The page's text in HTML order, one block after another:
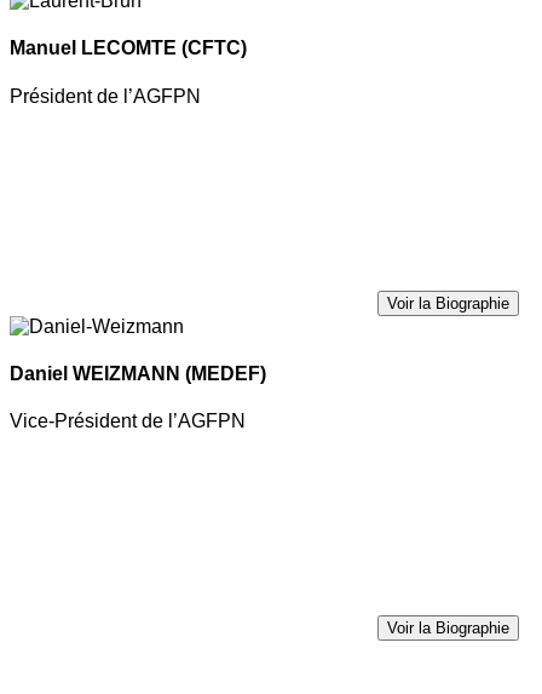
Manuel LECOMTE (CFTC)
Président de l’AGFPN
Voir la Biographie
Daniel WEIZMANN (MEDEF)
Vice-Président de l’AGFPN
Voir la Biographie